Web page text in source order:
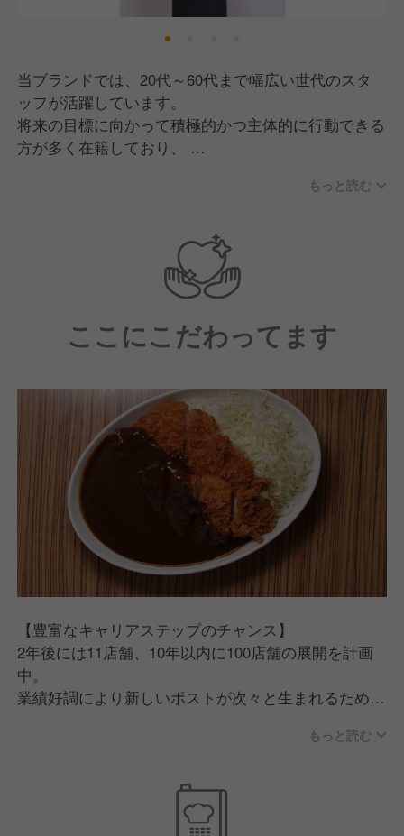
当ブランドでは、20代～60代まで幅広い世代のスタ
ッフが活躍しています。
将来の目標に向かって積極的かつ主体的に行動できる
方が多く在籍しており、
ノウハウを一から学べるので、安心して働ける環境で
《こんな方は大歓迎です》
・将来の目標を持ち、夢に向かって挑戦したい方
・協調性があり、チームワークを大切にできる方
・コミュニケーション能力に自信のある方
・独立を見据えて、経営を学びたい方
もっと読む
ここにこだわってます
【豊富なキャリアステップのチャンス】
2年後には11店舗、10年以内に100店舗の展開を計画
中。
業績好調により新しいポストが次々と生まれるため、
さらに、インセンティブや手当が充実しており、やり
もっと読む